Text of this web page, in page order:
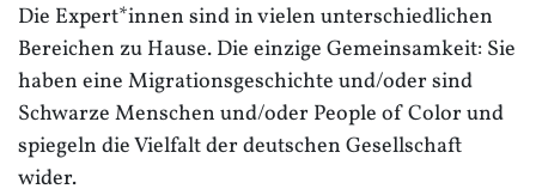
Die Expert*innen sind in vielen unterschiedlichen
Bereichen zu Hause. Die einzige Gemeinsamkeit: Sie
haben eine Migrationsgeschichte und/oder sind
Schwarze Menschen und/oder People of Color und
spiegeln die Vielfalt der deutschen Gesellschaft
wider.